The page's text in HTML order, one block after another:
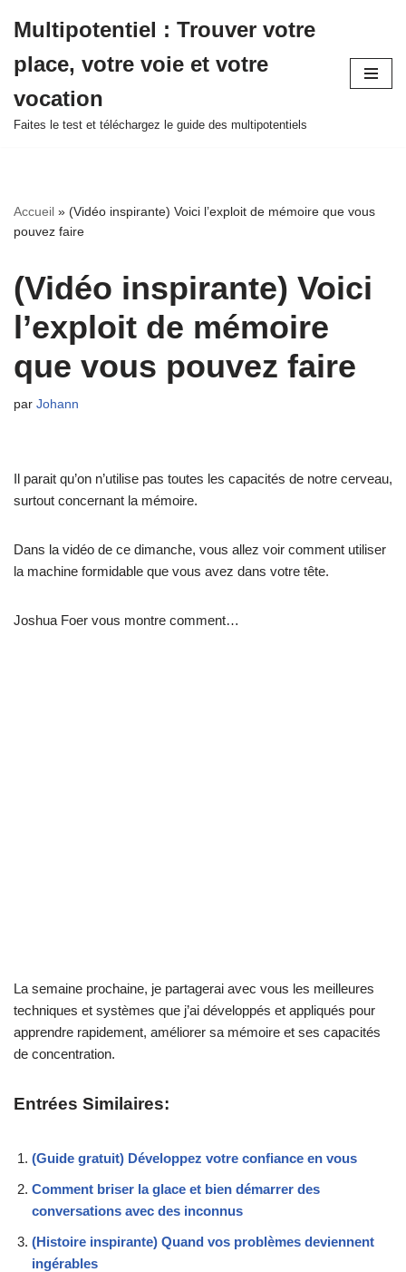
au
contenu
Multipotentiel : Trouver votre
place, votre voie et votre
vocation
Faites le test et téléchargez le guide des multipotentiels
Accueil » (Vidéo inspirante) Voici l’exploit de mémoire que vous
pouvez faire
(Vidéo inspirante) Voici
l’exploit de mémoire
que vous pouvez faire
par Johann
Il parait qu’on n’utilise pas toutes les capacités de notre cerveau,
surtout concernant la mémoire.
Dans la vidéo de ce dimanche, vous allez voir comment utiliser
la machine formidable que vous avez dans votre tête.
Joshua Foer vous montre comment…
La semaine prochaine, je partagerai avec vous les meilleures
techniques et systèmes que j’ai développés et appliqués pour
apprendre rapidement, améliorer sa mémoire et ses capacités
de concentration.
Entrées Similaires:
(Guide gratuit) Développez votre confiance en vous
Comment briser la glace et bien démarrer des
conversations avec des inconnus
(Histoire inspirante) Quand vos problèmes deviennent
ingérables